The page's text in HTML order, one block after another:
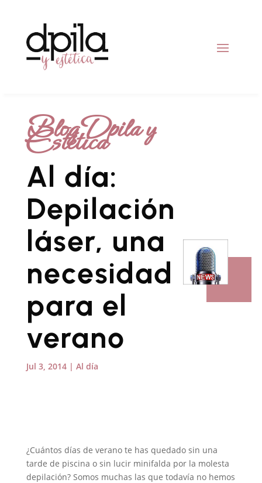
Blog Dpila y
Estética
Al día:
Depilación
láser, una
necesidad
para el
verano
Jul 3, 2014| Al día
¿Cuántos días de verano te has quedado sin una
tarde de piscina o sin lucir minifalda por la molesta
depilación? Somos muchas las que todavía no hemos